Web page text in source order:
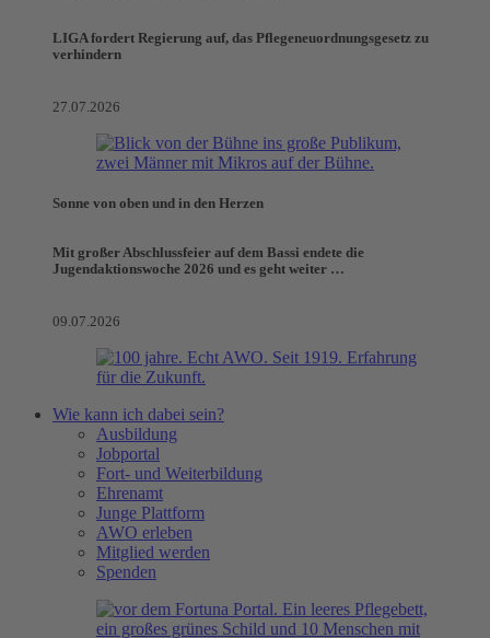
LIGA fordert Regierung auf, das Pflegeneuordnungsgesetz zu
verhindern
27.07.2026
Sonne von oben und in den Herzen
Mit großer Abschlussfeier auf dem Bassi endete die
Jugendaktionswoche 2026 und es geht weiter …
09.07.2026
Wie kann ich dabei sein?
Ausbildung
Jobportal
Fort- und Weiterbildung
Ehrenamt
Junge Plattform
AWO erleben
Mitglied werden
Spenden